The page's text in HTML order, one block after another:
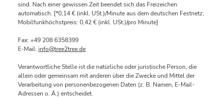
sind. Nach einer gewissen Zeit beendet sich das Freizeichen
automatisch. [*0,14 € (inkl. USt.)/Minute aus dem deutschen Festnetz;
Mobilfunkhöchstpreis: 0,42 € (inkl. USt.)/pro Minute]
Fax: +49 208 6358399
E-Mail: info@tree2tree.de
Verantwortliche Stelle ist die natürliche oder juristische Person, die
allein oder gemeinsam mit anderen über die Zwecke und Mittel der
Verarbeitung von personenbezogenen Daten (z. B. Namen, E-Mail-
Adressen o. Ä.) entscheidet.